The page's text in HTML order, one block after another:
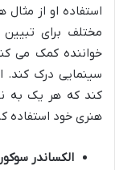
استفاده او از
مختلف برای
خواننده کمک می
سینمایی درک کند.
کند که هر یک به
هنری خود استفاده
الکساندر